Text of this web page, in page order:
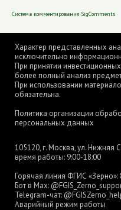
Характер представленных
исключительно
При принятии
более полный анализ
При использовании
обязательна.
Политика организации
персональных данных
105120, г. Москва, ул. Нижняя
время работы: 9:00-18:00
Горячая линия ФГИС «Зерно»:
Бот в Max:
Telegram-чат:
Аварийный режим работы